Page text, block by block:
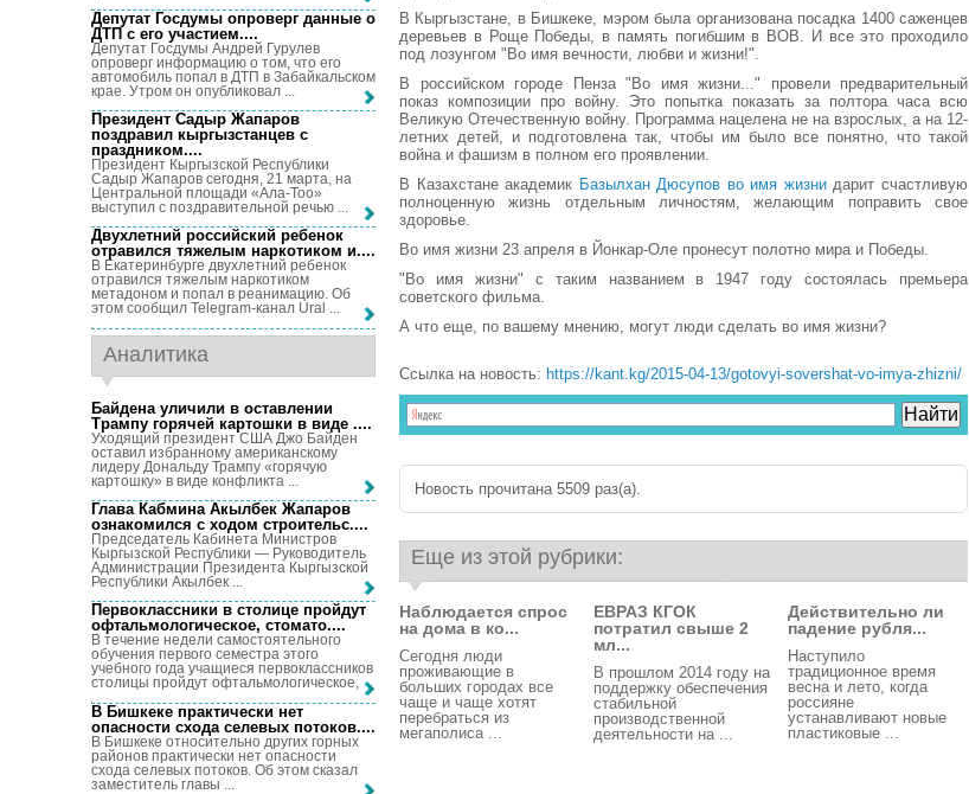
В Кыргызстане, в Бишкеке, мэром была организована посадка 1400 саженцев
деревьев в Роще Победы, в память погибшим в ВОВ. И все это проходило
под лозунгом "Во имя вечности, любви и жизни!".
В российском городе Пенза "Во имя жизни..." провели предварительный
показ композиции про войну. Это попытка показать за полтора часа всю
Великую Отечественную войну. Программа нацелена не на взрослых, а на 12-
летних детей, и подготовлена так, чтобы им было все понятно, что такой
война и фашизм в полном его проявлении.
В Казахстане академик Базылхан Дюсупов во имя жизнидарит счастливую
полноценную жизнь отдельным личностям, желающим поправить свое
здоровье.
Во имя жизни 23 апреля в Йонкар-Оле пронесут полотно мира и Победы.
"Во имя жизни" с таким названием в 1947 году состоялась премьера
советского фильма.
А что еще, по вашему мнению, могут люди сделать во имя жизни?
Ссылка на новость: https://kant.kg/2015-04-13/gotovyi-sovershat-vo-imya-zhizni/
Новость прочитана 5509 раз(a).
Еще из этой рубрики:
Наблюдается спрос
на дома в ко...
Сегодня люди
проживающие в
больших городах все
чаще и чаще хотят
перебраться из
мегаполиса ...
ЕВРАЗ КГОК
потратил свыше 2
мл...
В прошлом 2014 году на
поддержку обеспечения
стабильной
производственной
деятельности на ...
Действительно ли
падение рубля...
Наступило
традиционное время
весна и лето, когда
россияне
устанавливают новые
пластиковые ...
Депутат Госдумы опроверг данные о
ДТП с его участием....
Депутат Госдумы Андрей Гурулев
опроверг информацию о том, что его
автомобиль попал в ДТП в Забайкальском
крае. Утром он опубликовал ...
Президент Садыр Жапаров
поздравил кыргызстанцев с
праздником....
Президент Кыргызской Республики
Садыр Жапаров сегодня, 21 марта, на
Центральной площади «Ала-Тоо»
выступил с поздравительной речью ...
Двухлетний российский ребенок
отравился тяжелым наркотиком и....
В Екатеринбурге двухлетний ребенок
отравился тяжелым наркотиком
метадоном и попал в реанимацию. Об
этом сообщил Telegram-канал Ural ...
Аналитика
Байдена уличили в оставлении
Трампу горячей картошки в виде ....
Уходящий президент США Джо Байден
оставил избранному американскому
лидеру Дональду Трампу «горячую
картошку» в виде конфликта ...
Глава Кабмина Акылбек Жапаров
ознакомился с ходом строительс....
Председатель Кабинета Министров
Кыргызской Республики — Руководитель
Администрации Президента Кыргызской
Республики Акылбек ...
Первоклассники в столице пройдут
офтальмологическое, стомато....
В течение недели самостоятельного
обучения первого семестра этого
учебного года учащиеся первоклассников
столицы пройдут офтальмологическое, ...
В Бишкеке практически нет
опасности схода селевых потоков....
В Бишкеке относительно других горных
районов практически нет опасности
схода селевых потоков. Об этом сказал
заместитель главы ...